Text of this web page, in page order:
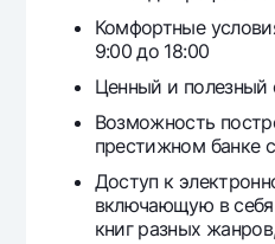
Комфортные
9:00 до 18:00
Ценный и полезный
Возможность
престижном банке
Доступ к
включающую в
книг разных